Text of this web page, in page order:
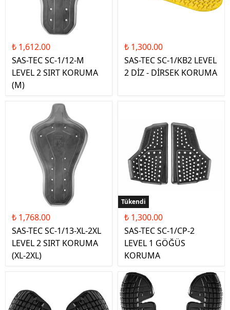
₺ 1,612.00
SAS-TEC SC-1/12-M
LEVEL 2 SIRT KORUMA
(M)
₺ 1,300.00
SAS-TEC SC-1/KB2 LEVEL
2 DİZ - DİRSEK KORUMA
₺ 1,768.00
SAS-TEC SC-1/13-XL-2XL
LEVEL 2 SIRT KORUMA
(XL-2XL)
Tükendi
₺ 1,300.00
SAS-TEC SC-1/CP-2
LEVEL 1 GÖĞÜS
KORUMA